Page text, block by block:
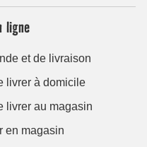
ligne
et de livraison
livrer à domicile
livrer au magasin
en magasin